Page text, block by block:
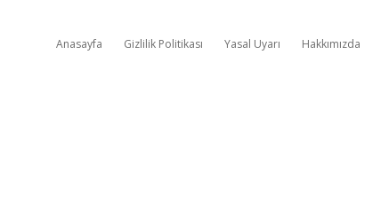
Anasayfa Gizlilik Politikası Yasal Uyarı Hakkımızda